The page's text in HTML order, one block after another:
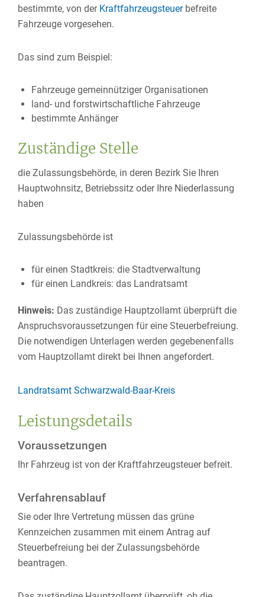
bestimmte, von der Kraftfahrzeugsteuerbefreite
Fahrzeuge vorgesehen.
Das sind zum Beispiel:
Fahrzeuge gemeinnütziger Organisationen
land- und forstwirtschaftliche Fahrzeuge
bestimmte Anhänger
Zuständige Stelle
die Zulassungsbehörde, in deren Bezirk Sie Ihren
Hauptwohnsitz, Betriebssitz oder Ihre Niederlassung
haben
Zulassungsbehörde ist
für einen Stadtkreis: die Stadtverwaltung
für einen Landkreis: das Landratsamt
Hinweis: Das zuständige Hauptzollamt überprüft die
Anspruchsvoraussetzungen für eine Steuerbefreiung.
Die notwendigen Unterlagen werden gegebenenfalls
vom Hauptzollamt direkt bei Ihnen angefordert.
Landratsamt Schwarzwald-Baar-Kreis
Leistungsdetails
Voraussetzungen
Ihr Fahrzeug ist von der Kraftfahrzeugsteuer befreit.
Verfahrensablauf
Sie oder Ihre Vertretung müssen das grüne
Kennzeichen zusammen mit einem Antrag auf
Steuerbefreiung bei der Zulassungsbehörde
beantragen.